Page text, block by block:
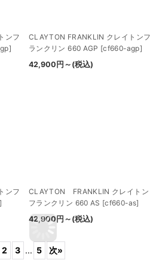
ンフ
]
CLAYTON FRANKLIN クレイトンフ
ランクリン 660 AGP [cf660-agp]
42,900円 ～ (税込)
ンフ
CLAYTON FRANKLIN クレイトン
フランクリン 660 AS [cf660-as]
42,900円 ～ (税込)
2 3 ... 5 次»